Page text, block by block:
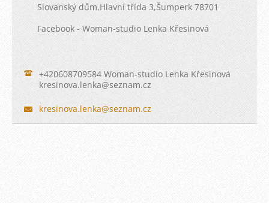
Slovanský dům,Hlavní třída 3,Šumperk 78701
Facebook - Woman-studio Lenka Křesinová
+420608709584 Woman-studio Lenka Křesinová
kresinova.lenka@seznam.cz
kresinova.lenka@seznam.cz